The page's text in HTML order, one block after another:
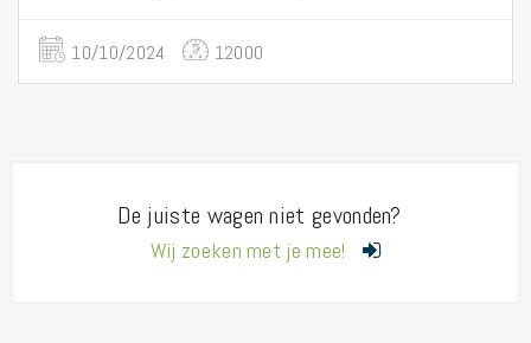
10/10/2024 12000
De juiste wagen niet gevonden?
Wij zoeken met je mee!